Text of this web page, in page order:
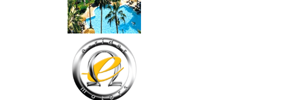
ג'מס אדום מעור
720
₪
מידע נוסף
פינצטה לד מאירה
30
₪
מידע נוסף